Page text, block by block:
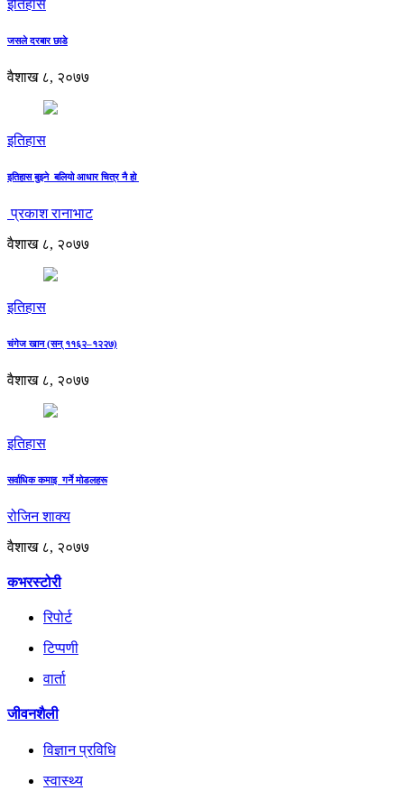
इतिहास
जसले दरबार छाडे
वैशाख ८, २०७७
इतिहास
इतिहास बुझ्ने बलियो आधार चित्र नै हो
प्रकाश रानाभाट
वैशाख ८, २०७७
इतिहास
चंगेज खान (सन् ११६२–१२२७)
वैशाख ८, २०७७
इतिहास
सर्वाधिक कमाइ गर्ने मोडलहरू
रोजिन शाक्य
वैशाख ८, २०७७
कभरस्टोरी
रिपोर्ट
टिप्पणी
वार्ता
जीवनशैली
विज्ञान प्रविधि
स्वास्थ्य